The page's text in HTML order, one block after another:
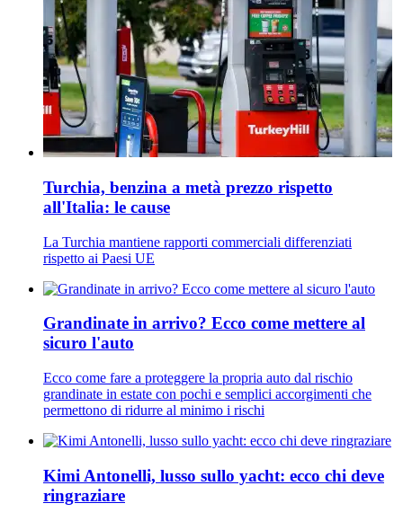
Turchia, benzina a metà prezzo rispetto
all'Italia: le cause
La Turchia mantiene rapporti commerciali differenziati
rispetto ai Paesi UE
Grandinate in arrivo? Ecco come mettere al
sicuro l'auto
Ecco come fare a proteggere la propria auto dal rischio
grandinate in estate con pochi e semplici accorgimenti che
permettono di ridurre al minimo i rischi
Kimi Antonelli, lusso sullo yacht: ecco chi deve
ringraziare